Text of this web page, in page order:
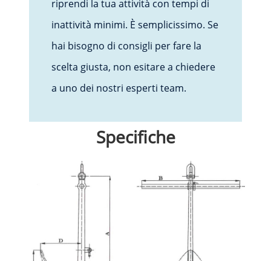
riprendi la tua attività con tempi di
inattività minimi. È semplicissimo. Se
hai bisogno di consigli per fare la
scelta giusta, non esitare a chiedere
a uno dei nostri esperti team.
Specifiche